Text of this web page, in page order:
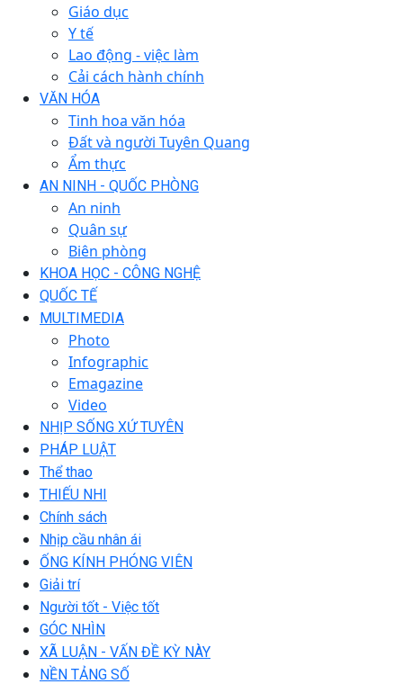
Giáo dục
Y tế
Lao động - việc làm
Cải cách hành chính
VĂN HÓA
Tinh hoa văn hóa
Đất và người Tuyên Quang
Ẩm thực
AN NINH - QUỐC PHÒNG
An ninh
Quân sự
Biên phòng
KHOA HỌC - CÔNG NGHỆ
QUỐC TẾ
MULTIMEDIA
Photo
Infographic
Emagazine
Video
NHỊP SỐNG XỨ TUYÊN
PHÁP LUẬT
Thể thao
THIẾU NHI
Chính sách
Nhịp cầu nhân ái
ỐNG KÍNH PHÓNG VIÊN
Giải trí
Người tốt - Việc tốt
GÓC NHÌN
XÃ LUẬN - VẤN ĐỀ KỲ NÀY
NỀN TẢNG SỐ